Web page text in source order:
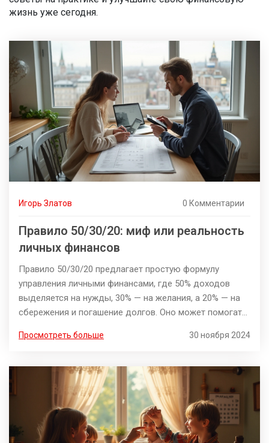
жизнь уже сегодня.
Игорь Златов 0 Комментарии
Правило 50/30/20: миф или реальность
личных финансов
Правило 50/30/20 предлагает простую формулу
управления личными финансами, где 50% доходов
выделяется на нужды, 30% — на желания, а 20% — на
сбережения и погашение долгов. Оно может помогать
применимо в равной мере для всех. В статье
реалистичность в зависимости от уровня дохода и
жизненных обстоятельств. Практические советы
помогут адаптировать это правило под
индивидуальные нужды.
Просмотреть больше 30 ноября 2024